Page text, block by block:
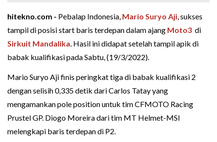
hitekno.com - Pebalap Indonesia, Mario Suryo Aji, sukses
tampil di posisi start baris terdepan dalam ajang Moto3 di
Sirkuit Mandalika. Hasil ini didapat setelah tampil apik di
babak kualifikasi pada Sabtu, (19/3/2022).
Mario Suryo Aji finis peringkat tiga di babak kualifikasi 2
dengan selisih 0,335 detik dari Carlos Tatay yang
mengamankan pole position untuk tim CFMOTO Racing
Prustel GP. Diogo Moreira dari tim MT Helmet-MSI
melengkapi baris terdepan di P2.